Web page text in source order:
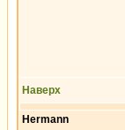
Наверх
Hermann